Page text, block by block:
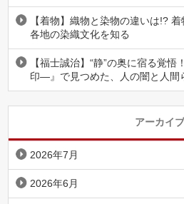
【着物】織物と染物の違いは!?
各地の染織文化を知る
【福士誠治】“静”の奥に宿る覚
印―』で見つめた、人の闇と人間
アーカイブ
2026年7月
2026年6月